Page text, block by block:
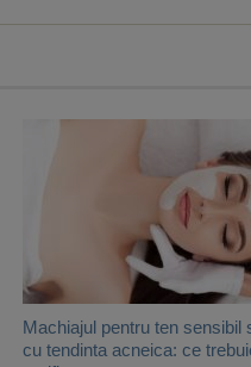
Machiajul pentru ten sensibil
cu tendinta acneica: ce